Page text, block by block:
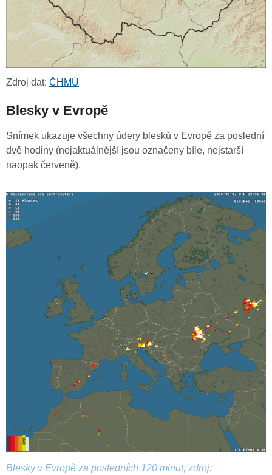
Zdroj dat: ČHMÚ
Blesky v Evropě
Snímek ukazuje všechny údery blesků v Evropě za poslední
dvě hodiny (nejaktuálnější jsou označeny bíle, nejstarší
naopak červeně).
Blesky v Evropě za posledních 120 minut, zdroj: